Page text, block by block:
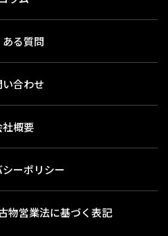
ある質問
い合わせ
社概要
ーポリシー
物営業法に基づく表記